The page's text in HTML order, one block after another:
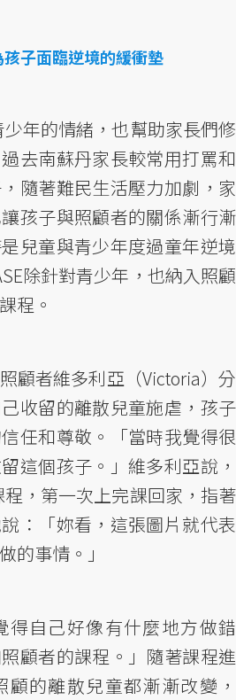
子面臨逆境的緩衝墊
少年的情緒，也幫助家長們修
去南蘇丹家長較常用打罵和
隨著難民生活壓力加劇，家
孩子與照顧者的關係漸行漸
兒童與青少年度過童年逆境
除針對青少年，也納入照顧
程。
顧者維多利亞（Victoria）分
收留的離散兒童施虐，孩子
任和尊敬。「當時我覺得很
這個孩子。」維多利亞說，
程，第一次上完課回家，指著
：「妳看，這張圖片就代表
的事情。」
得自己好像有什麼地方做錯
顧者的課程。」隨著課程進
的離散兒童都漸漸改變，